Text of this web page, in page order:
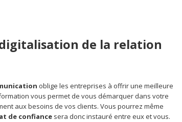
de la relation
oblige les entreprises à offrir une meilleure
vous permet de vous démarquer dans votre
aux besoins de vos clients. Vous pourrez même
de confiance sera donc instauré entre eux et vous.